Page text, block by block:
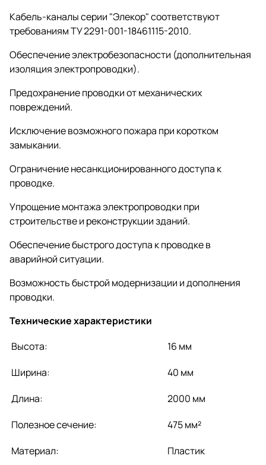
Кабель-каналы серии "Элекор" соответствуют
требованиям ТУ 2291-001-18461115-2010.
Обеспечение электробезопасности (дополнительная
изоляция электропроводки).
Предохранение проводки от механических
повреждений.
Исключение возможного пожара при коротком
замыкании.
Ограничение несанкционированного доступа к
проводке.
Упрощение монтажа электропроводки при
строительстве и реконструкции зданий.
Обеспечение быстрого доступа к проводке в
аварийной ситуации.
Возможность быстрой модернизации и дополнения
проводки.
Технические характеристики
Высота:
16 мм
Ширина:
40 мм
Длина:
2000 мм
Полезное сечение:
475 мм²
Материал:
Пластик